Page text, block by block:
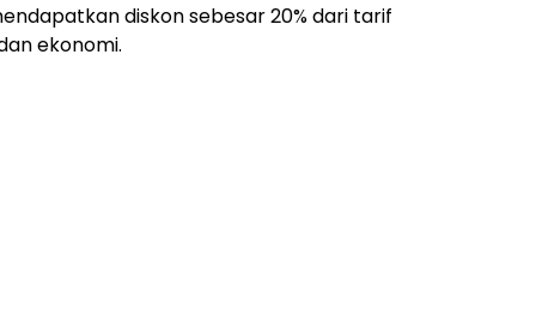
diskon sebesar 20% dari tarif
ekonomi.